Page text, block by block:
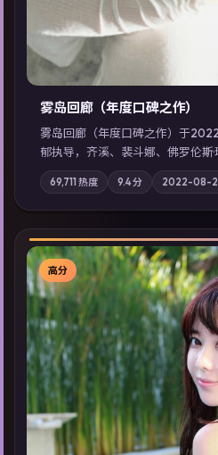
雾岛回廊（年度口碑之作）
雾岛回廊（年度口碑之作）于
郁执导，齐溪、裴斗娜、佛罗伦斯
主轴，边境小镇的平静被一封匿名
地域气质；站内亦可通过「国产免
展检索同类型高分佳作，畅享高清
69,711 热度 9.4分 2022-08-
高分